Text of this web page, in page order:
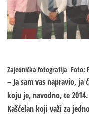
Zajednička fotografija Foto:
– Ja sam vas napravio, ja
koju je, navodno, te
Kašćelan koji važi za